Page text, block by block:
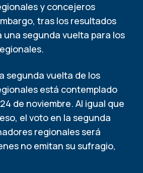
y concejeros
tras los resultados
una segunda vuelta para los
segunda vuelta de los
está contemplado
de noviembre. Al igual que
el voto en la segunda
regionales será
no emitan su sufragio,